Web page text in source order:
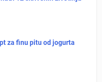
za finu pitu od jogurta